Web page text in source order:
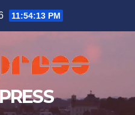
11:54:14 PM